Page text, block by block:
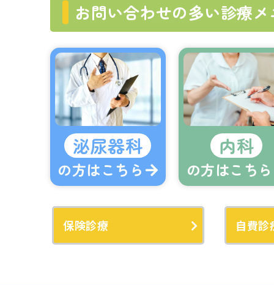
お問い合わせの多い診療
泌尿器科
の方はこちら
内科
の方はこちら
保険診療 自費診